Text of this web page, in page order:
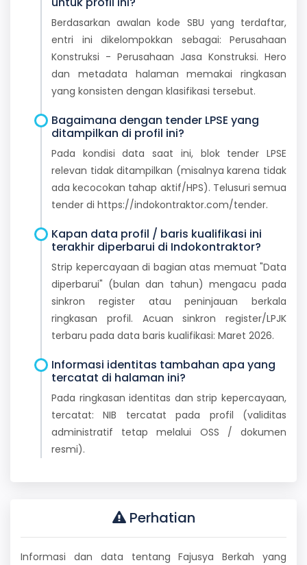
Berdasarkan awalan kode SBU yang terdaftar,
entri ini dikelompokkan sebagai: Perusahaan
Konstruksi - Perusahaan Jasa Konstruksi. Hero
dan metadata halaman memakai ringkasan
yang konsisten dengan klasifikasi tersebut.
Bagaimana dengan tender LPSE yang
ditampilkan di profil ini?
Pada kondisi data saat ini, blok tender LPSE
relevan tidak ditampilkan (misalnya karena tidak
ada kecocokan tahap aktif/HPS). Telusuri semua
tender di https://indokontraktor.com/tender.
Kapan data profil / baris kualifikasi ini
terakhir diperbarui di Indokontraktor?
Strip kepercayaan di bagian atas memuat "Data
diperbarui" (bulan dan tahun) mengacu pada
sinkron register atau peninjauan berkala
ringkasan profil. Acuan sinkron register/LPJK
terbaru pada data baris kualifikasi: Maret 2026.
Informasi identitas tambahan apa yang
tercatat di halaman ini?
Pada ringkasan identitas dan strip kepercayaan,
tercatat: NIB tercatat pada profil (validitas
administratif tetap melalui OSS / dokumen
resmi).
Perhatian
Informasi dan data tentang Fajusya Berkah yang